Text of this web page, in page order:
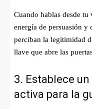
Cuando hablas desde
energía de persuasión y
perciban la legitimidad
llave que abre las
3. Establece
activa para la